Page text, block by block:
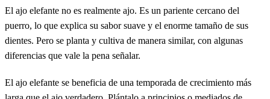
El ajo elefante no es realmente ajo. Es un pariente cercano del
puerro, lo que explica su sabor suave y el enorme tamaño de sus
dientes. Pero se planta y cultiva de manera similar, con algunas
diferencias que vale la pena señalar.
El ajo elefante se beneficia de una temporada de crecimiento más